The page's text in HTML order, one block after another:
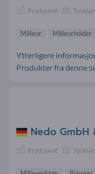
Produsent
Måleur Måleurholder
Ytterligere
Produkter fra denne
Nedo GmbH
Produsent